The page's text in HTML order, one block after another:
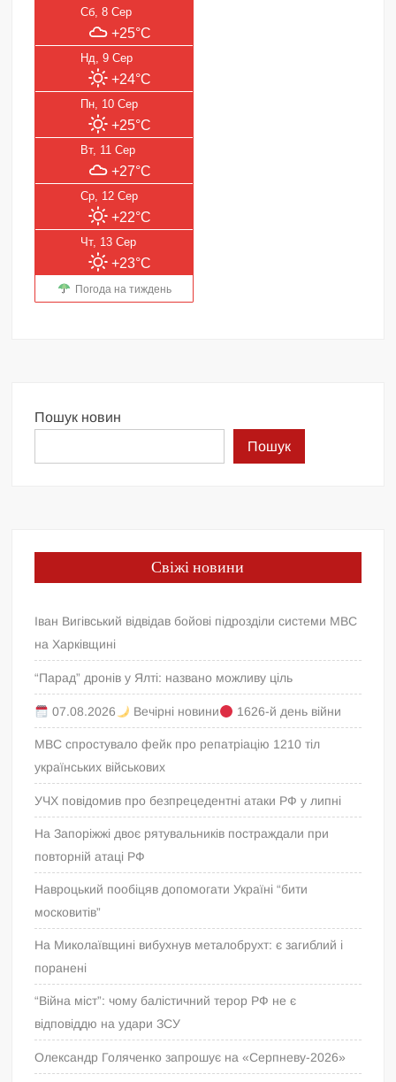
Сб, 8 Сер
+25°C
Нд, 9 Сер
+24°C
Пн, 10 Сер
+25°C
Вт, 11 Сер
+27°C
Ср, 12 Сер
+22°C
Чт, 13 Сер
+23°C
Погода на тиждень
Пошук новин
Пошук
Свіжі новини
Іван Вигівський відвідав бойові підрозділи системи МВС
на Харківщині
“Парад” дронів у Ялті: названо можливу ціль
07.08.2026 Вечірні новини 1626-й день війни
МВС спростувало фейк про репатріацію 1210 тіл
українських військових
УЧХ повідомив про безпрецедентні атаки РФ у липні
На Запоріжжі двоє рятувальників постраждали при
повторній атаці РФ
Навроцький пообіцяв допомогати Україні “бити
московитів”
На Миколаївщині вибухнув металобрухт: є загиблий і
поранені
“Війна міст”: чому балістичний терор РФ не є
відповіддю на удари ЗСУ
Олександр Голяченко запрошує на «Серпневу-2026»